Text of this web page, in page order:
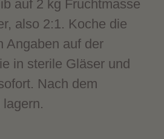
auf 2 kg Fruchtmasse
also 2:1. Koche die
Angaben auf der
in sterile Gläser und
Nach dem